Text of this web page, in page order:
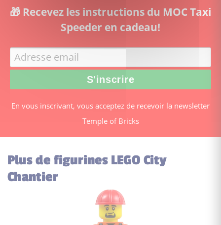
🎁 Recevez les instructions du MOC Taxi
Speeder en cadeau!
En vous inscrivant, vous acceptez de recevoir la newsletter
Temple of Bricks
Plus de figurines LEGO City
Chantier